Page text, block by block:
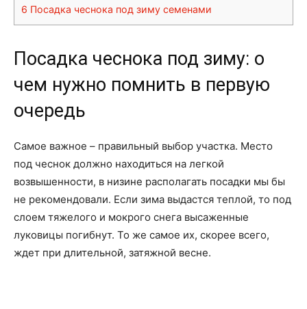
6 Посадка чеснока под зиму семенами
Посадка чеснока под зиму: о
чем нужно помнить в первую
очередь
Самое важное – правильный выбор участка. Место
под чеснок должно находиться на легкой
возвышенности, в низине располагать посадки мы бы
не рекомендовали. Если зима выдастся теплой, то под
слоем тяжелого и мокрого снега высаженные
луковицы погибнут. То же самое их, скорее всего,
ждет при длительной, затяжной весне.